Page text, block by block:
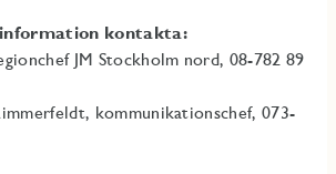
kontakta:
JM Stockholm nord, 08-782 89
kommunikationschef, 073-